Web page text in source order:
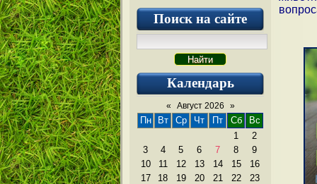
Поиск на сайте
Календарь
« Август 2026 »
Пн Вт Ср Чт Пт Сб
Вс
1
2
3
4 5 6 7 8
9
10
11 12 13 14 15
16
17
18 19 20 21 22
23